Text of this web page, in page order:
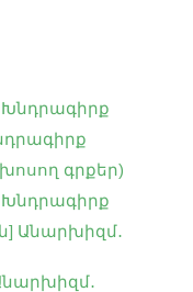
գրքեր)
Անարխիզմ․